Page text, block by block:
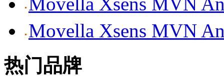
Movella Xsens MVN
热门品牌